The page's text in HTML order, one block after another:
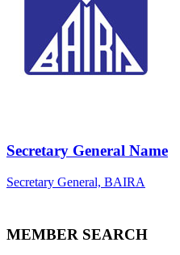
Secretary General Name
Secretary General, BAIRA
MEMBER SEARCH